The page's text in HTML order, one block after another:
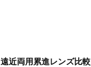
遠近両用累進レンズ比較